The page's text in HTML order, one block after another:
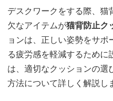
デスクワークをする際、猫
欠なアイテムが猫背防止ク
ョンは、正しい姿勢をサポ
る疲労感を軽減するため
は、適切なクッションの選
方法について詳しく解説し